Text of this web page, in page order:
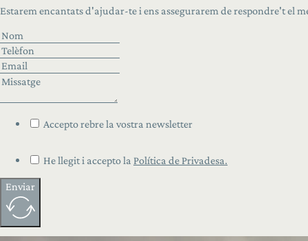
Estarem encantats d'ajudar-te i ens assegurarem de respondre't el
Accepto rebre la vostra newsletter
He llegit i accepto la Política de Privadesa.
Enviar